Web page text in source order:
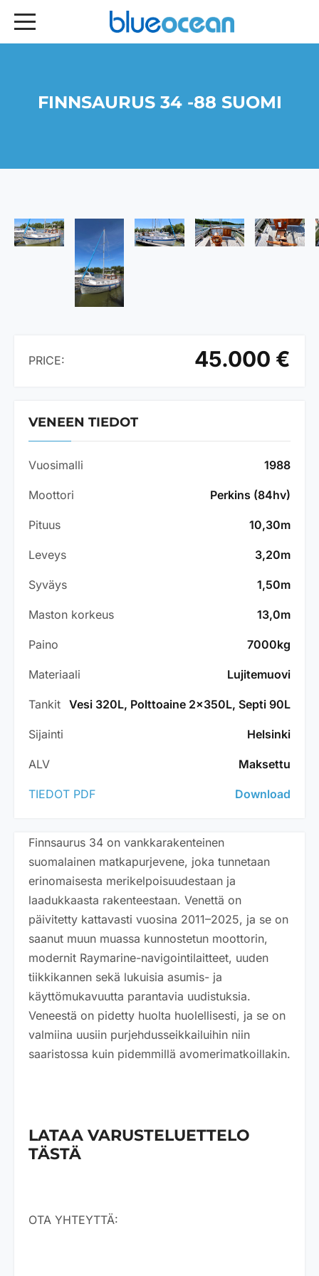
FINNSAURUS 34 -88 SUOMI
PRICE: 45.000 €
VENEEN TIEDOT
Vuosimalli 1988
Moottori Perkins (84hv)
Pituus 10,30m
Leveys 3,20m
Syväys 1,50m
Maston korkeus 13,0m
Paino 7000kg
Materiaali Lujitemuovi
Tankit Vesi 320L, Polttoaine 2x350L, Septi 90L
Sijainti Helsinki
ALV Maksettu
TIEDOT PDF Download
Finnsaurus 34 on vankkarakenteinen
suomalainen matkapurjevene, joka tunnetaan
erinomaisesta merikelpoisuudestaan ja
laadukkaasta rakenteestaan. Venettä on
päivitetty kattavasti vuosina 2011–2025, ja se on
saanut muun muassa kunnostetun moottorin,
modernit Raymarine-navigointilaitteet, uuden
tiikkikannen sekä lukuisia asumis- ja
käyttömukavuutta parantavia uudistuksia.
Veneestä on pidetty huolta huolellisesti, ja se on
valmiina uusiin purjehdusseikkailuihin niin
saaristossa kuin pidemmillä avomerimatkoillakin.
LATAA VARUSTELUETTELO
TÄSTÄ
OTA YHTEYTTÄ: